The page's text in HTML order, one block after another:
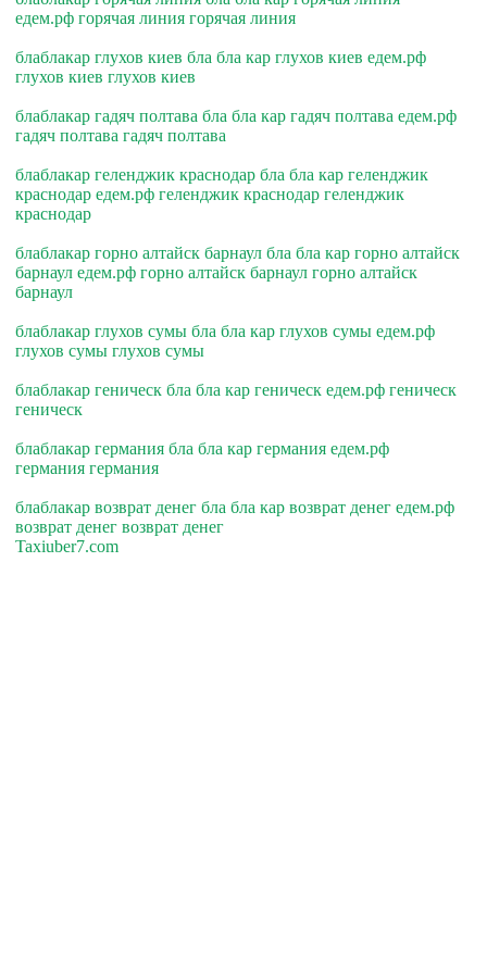
едем.рф горячая линия горячая линия
блаблакар глухов киев бла бла кар глухов киев едем.рф
глухов киев глухов киев
блаблакар гадяч полтава бла бла кар гадяч полтава едем.рф
гадяч полтава гадяч полтава
блаблакар геленджик краснодар бла бла кар геленджик
краснодар едем.рф геленджик краснодар геленджик
краснодар
блаблакар горно алтайск барнаул бла бла кар горно алтайск
барнаул едем.рф горно алтайск барнаул горно алтайск
барнаул
блаблакар глухов сумы бла бла кар глухов сумы едем.рф
глухов сумы глухов сумы
блаблакар геническ бла бла кар геническ едем.рф геническ
геническ
блаблакар германия бла бла кар германия едем.рф
германия германия
блаблакар возврат денег бла бла кар возврат денег едем.рф
возврат денег возврат денег
Taxiuber7.com